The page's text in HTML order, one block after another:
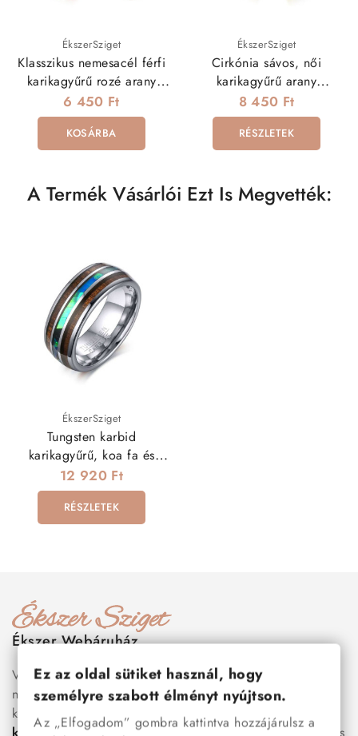
ÉkszerSziget
Klasszikus nemesacél férfi
karikagyűrű rozé arany
bevonattal
6 450 Ft
KOSÁRBA
ÉkszerSziget
Cirkónia sávos, női
karikagyűrű arany
bevonattal
8 450 Ft
RÉSZLETEK
A Termék Vásárlói Ezt Is Megvették:
ÉkszerSziget
Tungsten karbid
karikagyűrű, koa fa és
abalone kagyló berakással
12 920 Ft
RÉSZLETEK
Ékszer Webáruház
Válogass több száz prémium minőségű, stílusos és tartós
nemesacél ékszer és orvosi fém ékszer közül, amelyek
között megtalálhatók a legnépszerűbb darabok is:
karkötők, nőinyakláncok,karikagyűrűk,fülbevalók
és
Ez az oldal sütiket használ, hogy
személyre szabott élményt nyújtson.
Az „Elfogadom” gombra kattintva hozzájárulsz a